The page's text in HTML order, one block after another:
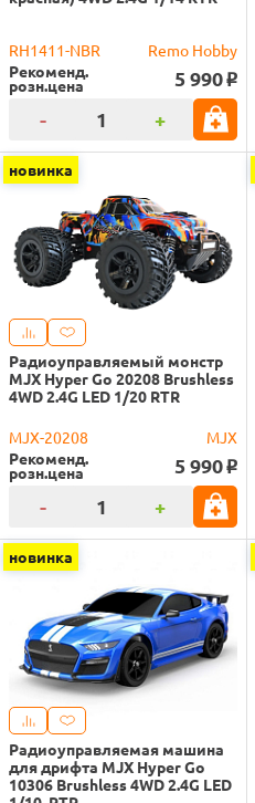
RH1411-NBR
Remo Hobby
Рекоменд.
розн.цена 5 990 o
- +
новинка
Радиоуправляемый монстр
MJX Hyper Go 20208 Brushless
4WD 2.4G LED 1/20 RTR
MJX-20208
MJX
Рекоменд.
розн.цена 5 990 o
- +
новинка
Радиоуправляемая машина
для дрифта MJX Hyper Go
10306 Brushless 4WD 2.4G LED